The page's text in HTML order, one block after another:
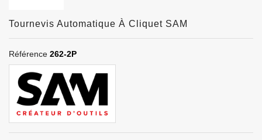
Tournevis Automatique À Cliquet SAM
Référence 262-2P